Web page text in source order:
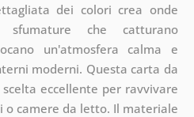
dei colori crea onde
che catturano
un'atmosfera calma e
moderni. Questa carta da
eccellente per ravvivare
o camere da letto. Il materiale